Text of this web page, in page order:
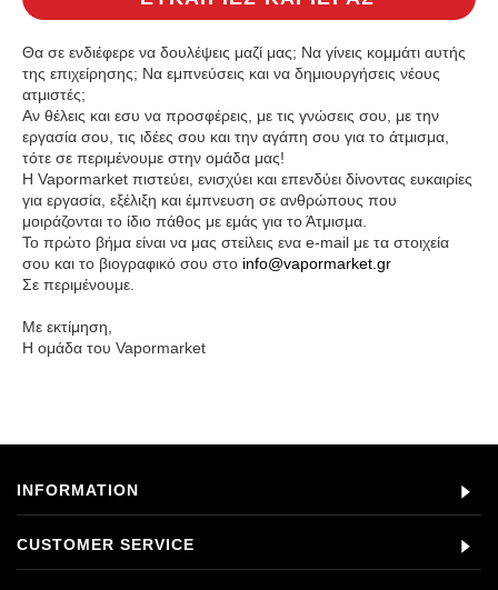
Θα σε ενδιέφερε να δουλέψεις μαζί μας; Να γίνεις κομμάτι αυτής
της επιχείρησης; Να εμπνεύσεις και να δημιουργήσεις νέους
ατμιστές;
Αν θέλεις και εσυ να προσφέρεις, με τις γνώσεις σου, με την
εργασία σου, τις ιδέες σου και την αγάπη σου για το άτμισμα,
τότε σε περιμένουμε στην ομάδα μας!
Η Vapormarket πιστεύει, ενισχύει και επενδύει δίνοντας ευκαιρίες
για εργασία, εξέλιξη και έμπνευση σε ανθρώπους που
μοιράζονται το ίδιο πάθος με εμάς για το Άτμισμα.
Το πρώτο βήμα είναι να μας στείλεις ενα e-mail με τα στοιχεία
σου και το βιογραφικό σου στο info@vapormarket.gr
Σε περιμένουμε.
Με εκτίμηση,
Η ομάδα του Vapormarket
INFORMATION
CUSTOMER SERVICE